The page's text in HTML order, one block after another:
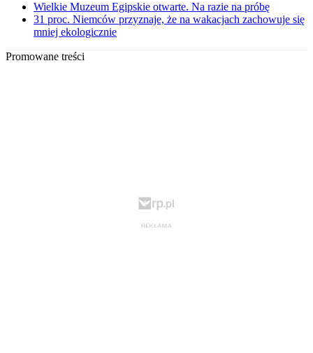
Wielkie Muzeum Egipskie otwarte. Na razie na próbę
31 proc. Niemców przyznaje, że na wakacjach zachowuje się
mniej ekologicznie
Promowane treści